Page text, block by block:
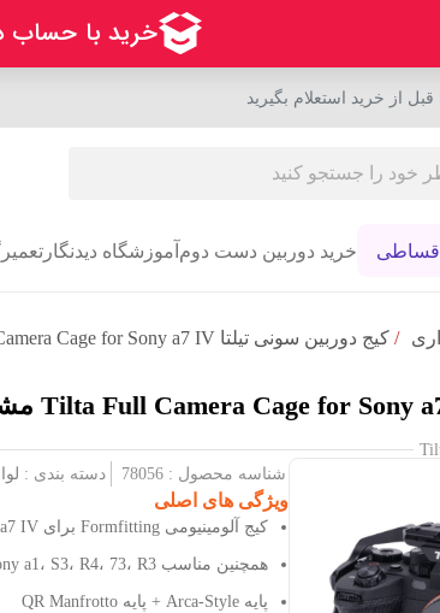
از خرید استعلام بگیرید
خرید دوربین دست دوم آموزشگاه دیدنگار
/ کیج دوربین سونی تیلتا Tilta Full Camera Cage for Sony a7 IV مشکی
شناسه محصول : 78056 دسته بندی :
ویژگی های اصلی
کیج آلومینیومی Formfitting برای Sony a7 IV
همچنین مناسب Sony a1، S3، R4، 73، R3 و a9
پایه Arca-Style + پایه QR Manfrotto